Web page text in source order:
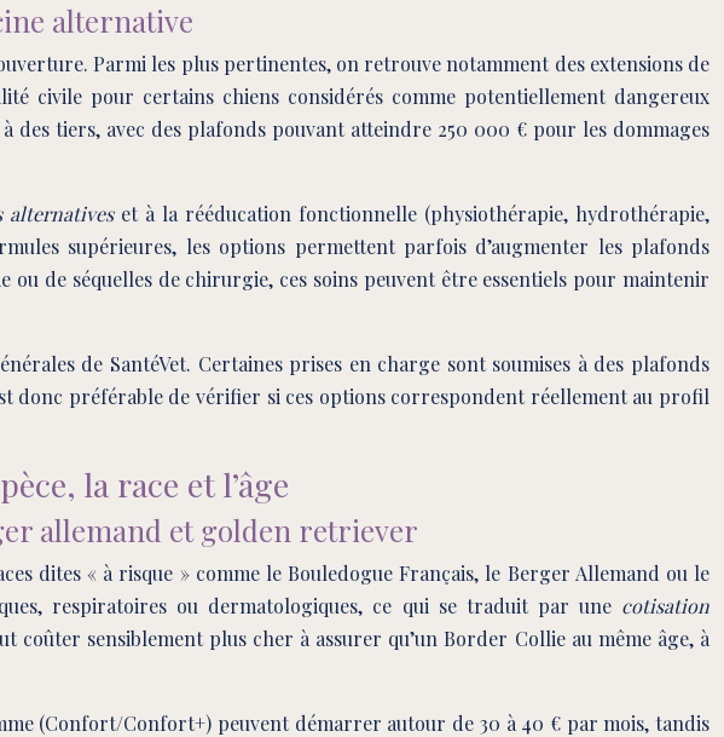
alternative
Parmi les plus pertinentes, on retrouve notamment des extensions de
civile pour certains chiens considérés comme potentiellement dangereux
des tiers, avec des plafonds pouvant atteindre 250 000 € pour les dommages
alternativeset à la rééducation fonctionnelle (physiothérapie, hydrothérapie,
supérieures, les options permettent parfois d’augmenter les plafonds
ou de séquelles de chirurgie, ces soins peuvent être essentiels pour maintenir
de SantéVet. Certaines prises en charge sont soumises à des plafonds
donc préférable de vérifier si ces options correspondent réellement au profil
la race et l’âge
allemand et golden retriever
dites « à risque » comme le Bouledogue Français, le Berger Allemand ou le
respiratoires ou dermatologiques, ce qui se traduit par une cotisation
sensiblement plus cher à assurer qu’un Border Collie au même âge, à
(Confort/Confort+) peuvent démarrer autour de 30 à 40 € par mois, tandis